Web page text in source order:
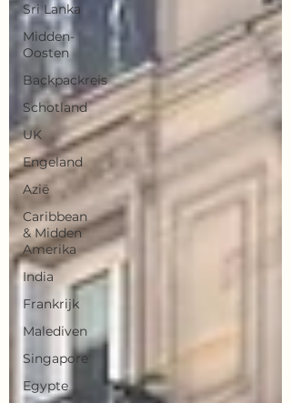
Sri Lanka
Midden-
Oosten
Backpackreis
Schotland
UK
Engeland
Azië
Caribbean
& Midden
Amerika
India
Frankrijk
Malediven
Singapore
Egypte